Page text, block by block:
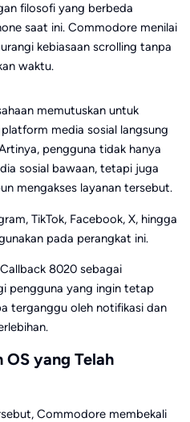
filosofi yang berbeda
saat ini. Commodore menilai
kebiasaan scrolling tanpa
waktu.
memutuskan untuk
media sosial langsung
pengguna tidak hanya
sosial bawaan, tetapi juga
mengakses layanan tersebut.
TikTok, Facebook, X, hingga
pada perangkat ini.
8020 sebagai
pengguna yang ingin tetap
terganggu oleh notifikasi dan
OS yang Telah
Commodore membekali